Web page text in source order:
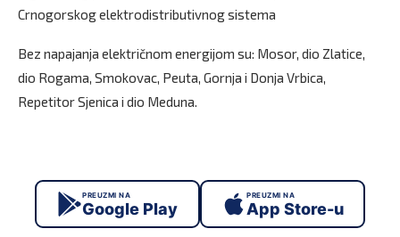
Crnogorskog elektrodistributivnog sistema
Bez napajanja električnom energijom su: Mosor, dio Zlatice,
dio Rogama, Smokovac, Peuta, Gornja i Donja Vrbica,
Repetitor Sjenica i dio Meduna.
PREUZMI NA
Google Play
PREUZMI NA
App Store-u